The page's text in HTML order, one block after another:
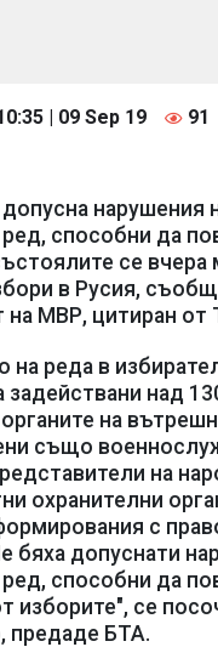
| 09 Sep 19 91
нарушения
способни да
се вчера
в Русия,
на МВР, цитиран от
на реда в
задействани над
на
също
на
охранителни
с
бяха допуснати
способни да
изборите", се
предаде БТА.